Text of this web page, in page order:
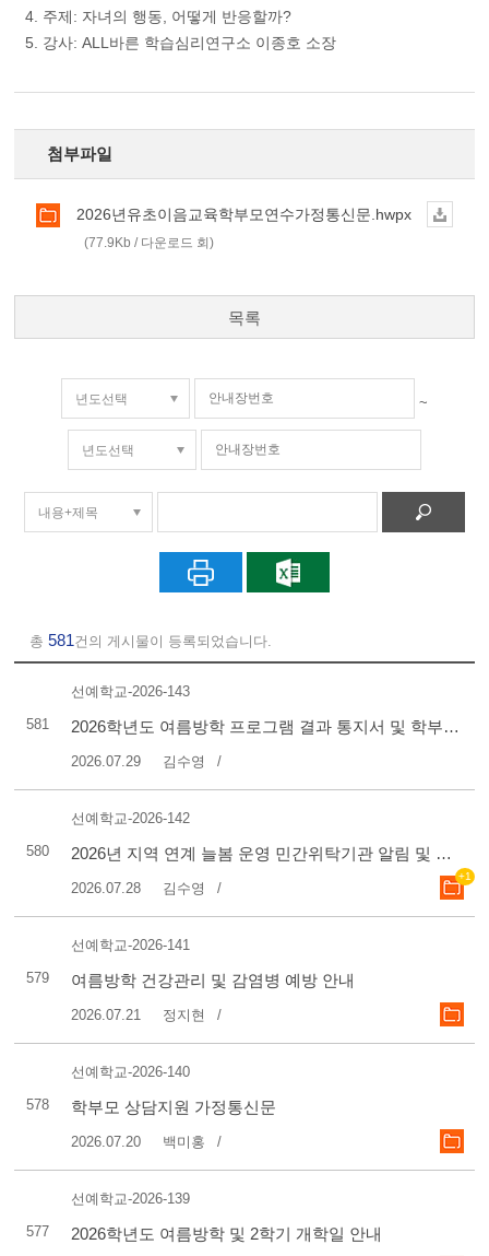
4. 주제: 자녀의 행동, 어떻게 반응할까?
5. 강사: ALL바른 학습심리연구소 이종호 소장
첨부파일
2026년유초이음교육학부모연수가정통신문.hwpx
(77.9Kb / 다운로드 회)
목록
~
총581건의 게시물이 등록되었습니다.
581
선예학교-2026-143
2026학년도 여름방학 프로그램 결과 통지서 및 학부모 만족도 조사 안내
2026.07.29 김수영
580
선예학교-2026-142
2026년 지역 연계 늘봄 운영 민간위탁기관 알림 및 홍보
+1
2026.07.28 김수영
579
선예학교-2026-141
여름방학 건강관리 및 감염병 예방 안내
2026.07.21 정지현
578
선예학교-2026-140
학부모 상담지원 가정통신문
2026.07.20 백미홍
577
선예학교-2026-139
2026학년도 여름방학 및 2학기 개학일 안내